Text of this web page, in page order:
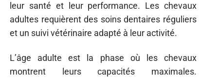
leur santé et leur performance. Les chevaux
adultes requièrent des soins dentaires réguliers
et un suivi vétérinaire adapté à leur activité.
L’âge adulte est la phase où les chevaux
montrent leurs capacités maximales.